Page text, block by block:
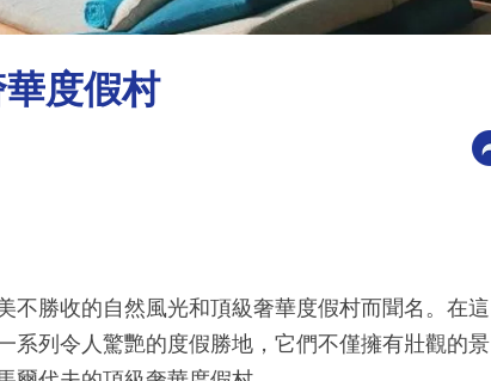
度假村
不勝收的自然風光和頂級奢華度假村而聞名。在這
系列令人驚艷的度假勝地，它們不僅擁有壯觀的景